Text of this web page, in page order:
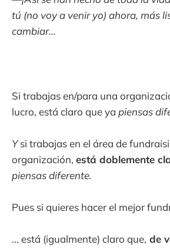
tú (no voy a venir yo) ahora, más
cambiar...
Si trabajas en/para una
lucro, está claro que ya piensas
Ysi trabajas en el área de
organización, está doblemente
piensas diferente.
Pues si quieres hacer el mejor
... está (igualmente) claro que, de